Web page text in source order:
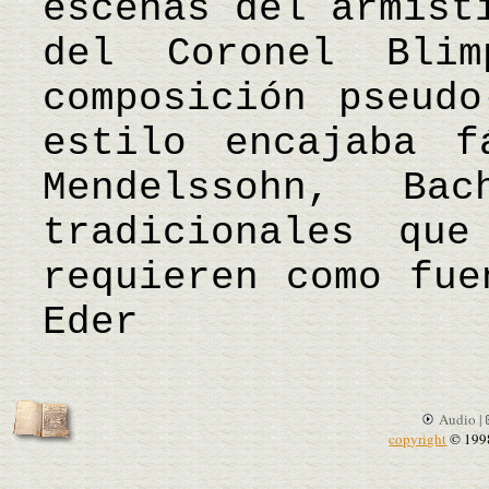
escenas del
del Coronel
composición
estilo encajaba
Mendelssohn,
tradicionales
requieren como
Eder
Audio |
copyright©